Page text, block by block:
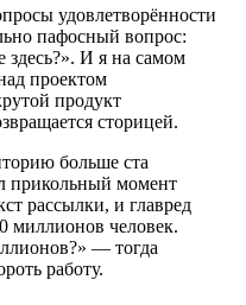
удовлетворённости
пафосный вопрос:
здесь?». И я на самом
проектом
продукт
сторицей.
больше ста
прикольный момент
рассылки, и главред
миллионов человек.
— тогда
работу.